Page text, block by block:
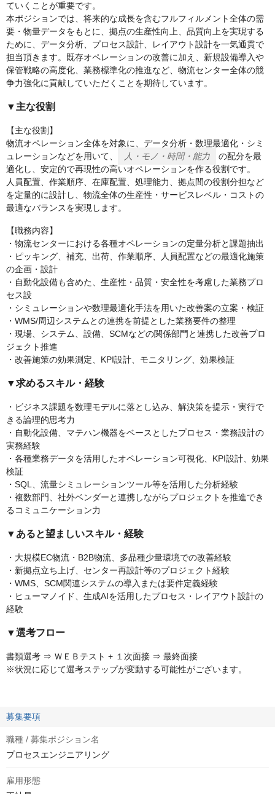
ていくことが重要です。
本ポジションでは、将来的な成長を含むフルフィルメント全体の需
要・物量データをもとに、拠点の生産性向上、品質向上を実現する
ために、データ分析、プロセス設計、レイアウト設計を一気通貫で
担当頂きます。既存オペレーションの改善に加え、新規設備導入や
保管戦略の高度化、業務標準化の推進など、物流センター全体の競
争力強化に貢献していただくことを期待しています。
▼主な役割
【主な役割】
物流オペレーション全体を対象に、データ分析・数理最適化・シミ
ュレーションなどを用いて、
人・モノ・時間・能力
の配分を最
適化し、安定的で再現性の高いオペレーションを作る役割です。
人員配置、作業順序、在庫配置、処理能力、拠点間の役割分担など
を定量的に設計し、物流全体の生産性・サービスレベル・コストの
最適なバランスを実現します。
【職務内容】
・物流センターにおける各種オペレーションの定量分析と課題抽出
・ピッキング、補充、出荷、作業順序、人員配置などの最適化施策
の企画・設計
・自動化設備も含めた、生産性・品質・安全性を考慮した業務プロ
セス設
・シミュレーションや数理最適化手法を用いた改善案の立案・検証
・WMS/周辺システムとの連携を前提とした業務要件の整理
・現場、システム、設備、SCMなどの関係部門と連携した改善プロ
ジェクト推進
・改善施策の効果測定、KPI設計、モニタリング、効果検証
▼求めるスキル・経験
・ビジネス課題を数理モデルに落とし込み、解決策を提示・実行で
きる論理的思考力
・自動化設備、マテハン機器をベースとしたプロセス・業務設計の
実務経験
・各種業務データを活用したオペレーション可視化、KPI設計、効果
検証
・SQL、流量シミュレーションツール等を活用した分析経験
・複数部門、社外ベンダーと連携しながらプロジェクトを推進でき
るコミュニケーション力
▼あると望ましいスキル・経験
・大規模EC物流・B2B物流、多品種少量環境での改善経験
・新拠点立ち上げ、センター再設計等のプロジェクト経験
・WMS、SCM関連システムの導入または要件定義経験
・ヒューマノイド、生成AIを活用したプロセス・レイアウト設計の
経験
▼選考フロー
書類選考 ⇒ ＷＥＢテスト + １次面接 ⇒ 最終面接
※状況に応じて選考ステップが変動する可能性がございます。
募集要項
職種 / 募集ポジション名
プロセスエンジニアリング
雇用形態